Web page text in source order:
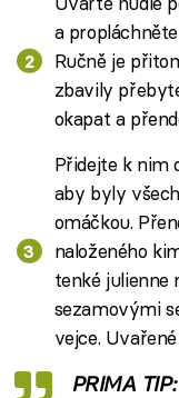
a
Ručně je
zbavily
okapat a
Přidejte k nim
aby byly
omáčkou.
naloženého
tenké julienne
sezamovými
vejce.
PRIMA TIP: